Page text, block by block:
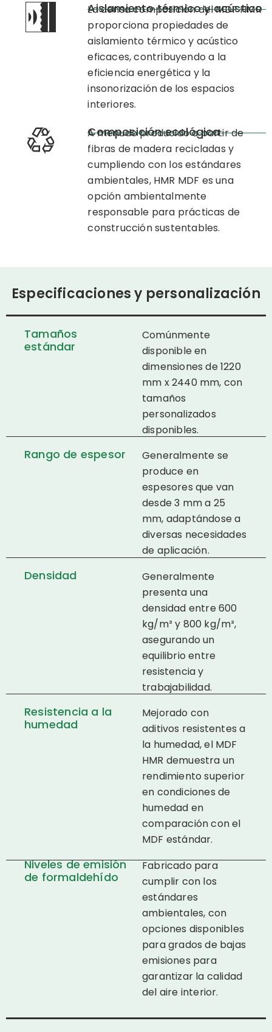
Aislamiento térmico y acústico
La densa composición del MDF HMR
proporciona propiedades de
aislamiento térmico y acústico
eficaces, contribuyendo a la
eficiencia energética y la
insonorización de los espacios
interiores.
Composición ecológica
A menudo producido a partir de
fibras de madera recicladas y
cumpliendo con los estándares
ambientales, HMR MDF es una
opción ambientalmente
responsable para prácticas de
construcción sustentables.
Especificaciones y personalización
Tamaños
estándar
Comúnmente
disponible en
dimensiones de 1220
mm x 2440 mm, con
tamaños
personalizados
disponibles.
Rango de espesor
Generalmente se
produce en
espesores que van
desde 3 mm a 25
mm, adaptándose a
diversas necesidades
de aplicación.
Densidad
Generalmente
presenta una
densidad entre 600
kg/m³ y 800 kg/m³,
asegurando un
equilibrio entre
resistencia y
trabajabilidad.
Resistencia a la
humedad
Mejorado con
aditivos resistentes a
la humedad, el MDF
HMR demuestra un
rendimiento superior
en condiciones de
humedad en
comparación con el
MDF estándar.
Niveles de emisión
de formaldehído
Fabricado para
cumplir con los
estándares
ambientales, con
opciones disponibles
para grados de bajas
emisiones para
garantizar la calidad
del aire interior.